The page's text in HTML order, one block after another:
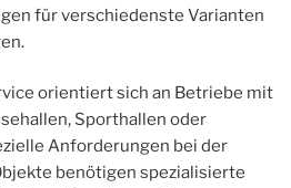
für verschiedenste Varianten
orientiert sich an Betriebe mit
Sporthallen oder
Anforderungen bei der
benötigen spezialisierte